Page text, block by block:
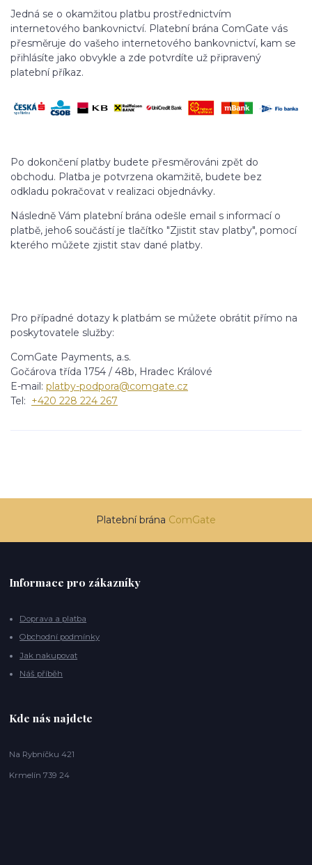
Jedná se o okamžitou platbu prostřednictvím
internetového bankovnictví. Platební brána ComGate vás
přesměruje do vašeho internetového bankovnictví, kam se
přihlásíte jako obvykle a zde potvrdíte už připravený
platební příkaz.
Po dokončení platby budete přesměrováni zpět do
obchodu. Platba je potvrzena okamžitě, budete bez
odkladu pokračovat v realizaci objednávky.
Následně Vám platební brána odešle email s informací o
platbě, jeho6 součástí je tlačítko "Zjistit stav platby", pomocí
kterého můžete zjistit stav dané platby.
Pro případné dotazy k platbám se můžete obrátit přímo na
poskytovatele služby:
ComGate Payments, a.s.
Gočárova třída 1754 / 48b, Hradec Králové
E-mail: platby-podpora@comgate.cz
Tel: +420 228 224 267
Platební brána ComGate
Informace pro zákazníky
Doprava a platba
Obchodní podmínky
Jak nakupovat
Náš příběh
Kde nás najdete
Na Rybníčku 421
Krmelín 739 24